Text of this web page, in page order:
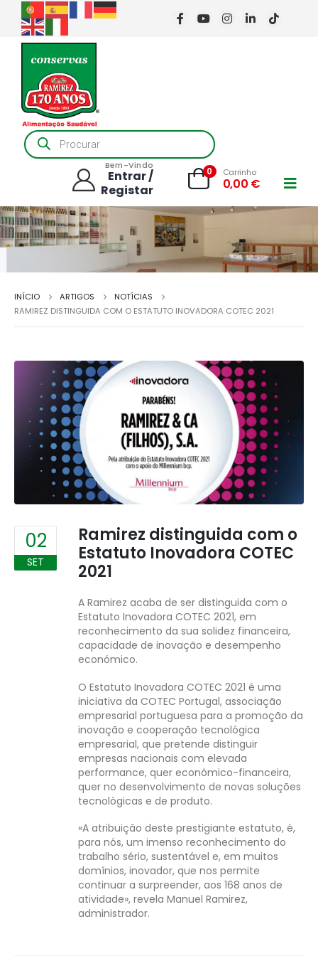
Products
search
Bem-Vindo
Entrar /
Registar
0 Carrinho
0,00 €
INÍCIO ARTIGOS
NOTÍCIAS
RAMIREZ DISTINGUIDA COM O ESTATUTO INOVADORA COTEC 2021
02
SET
Ramirez distinguida com o
Estatuto Inovadora COTEC
2021
A Ramirez acaba de ser distinguida com o
Estatuto Inovadora COTEC 2021, em
reconhecimento da sua solidez financeira,
capacidade de inovação e desempenho
económico.
O Estatuto Inovadora COTEC 2021 é uma
iniciativa da COTEC Portugal, associação
empresarial portuguesa para a promoção da
inovação e cooperação tecnológica
empresarial, que pretende distinguir
empresas nacionais com elevada
performance, quer económico-financeira,
quer no desenvolvimento de novas soluções
tecnológicas e de produto.
«A atribuição deste prestigiante estatuto, é,
para nós, um imenso reconhecimento do
trabalho sério, sustentável e, em muitos
domínios, inovador, que nos permite
continuar a surpreender, aos 168 anos de
atividade», revela Manuel Ramirez,
administrador.